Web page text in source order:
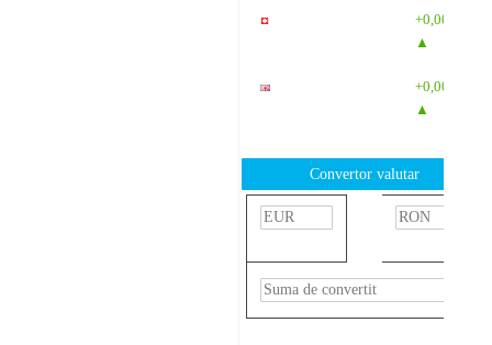
+0,0023
▲
+0,0041
▲
Convertor valutar